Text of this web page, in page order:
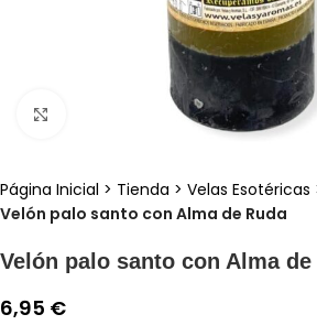
Clic para ampliar
Página Inicial > Tienda > Velas Esotéricas
Velón palo santo con Alma de Ruda
Velón palo santo con Alma de
6,95 €